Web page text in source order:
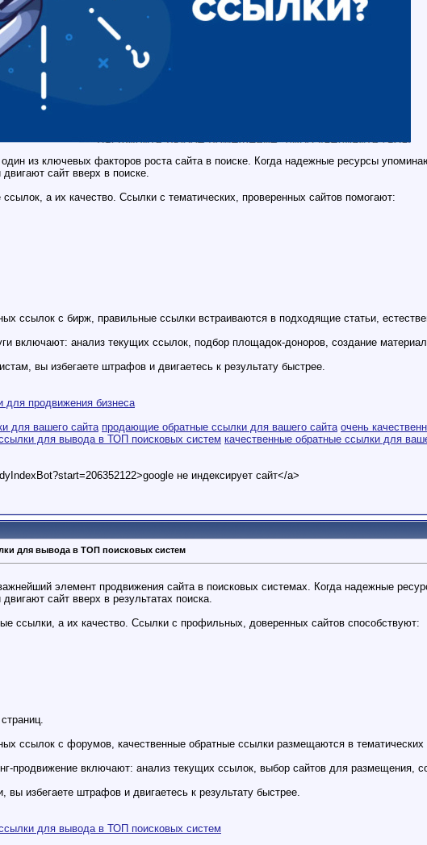
из ключевых факторов роста сайта в поиске. Когда надежные ресурсы
сайт вверх в поиске.
а их качество. Ссылки с тематических, проверенных сайтов помогают:
ссылок с бирж, правильные ссылки встраиваются в подходящие статьи,
включают: анализ текущих ссылок, подбор площадок-доноров, создание
вы избегаете штрафов и двигаетесь к результату быстрее.
для продвижения бизнеса
для вашего сайта продающие обратные ссылки для вашего сайта очень
для вывода в ТОП поисковых систем качественные обратные ссылки для
не индексирует сайт</a>
для вывода в ТОП поисковых систем
элемент продвижения сайта в поисковых системах. Когда надежные
сайт вверх в результатах поиска.
ссылки, а их качество. Ссылки с профильных, доверенных сайтов способствуют:
ссылок с форумов, качественные обратные ссылки размещаются в
продвижение включают: анализ текущих ссылок, выбор сайтов для размещения,
вы избегаете штрафов и двигаетесь к результату быстрее.
для вывода в ТОП поисковых систем